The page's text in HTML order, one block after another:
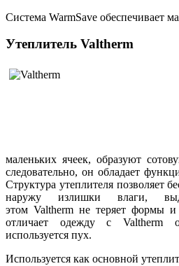
Система WarmSave обеспечивает
Утеплитель Valtherm
маленьких ячеек, образуют
следовательно, он обладает
Структура утеплителя позволяет
наружу излишки влаги,
этом Valtherm не теряет формы
отличает одежду сValtherm
используется пух.
Используется как основной